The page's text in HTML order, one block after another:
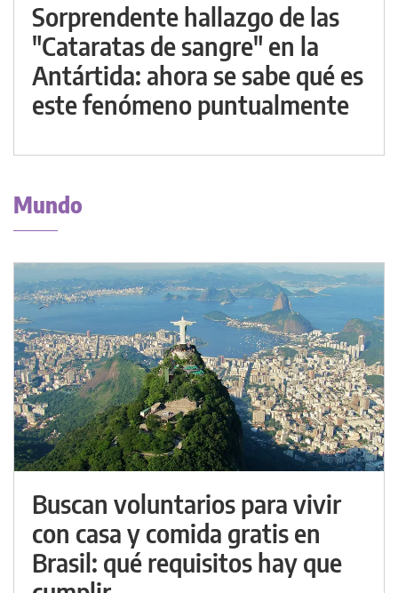
Sorprendente hallazgo de las
"Cataratas de sangre" en la
Antártida: ahora se sabe qué es
este fenómeno puntualmente
Mundo
Buscan voluntarios para vivir
con casa y comida gratis en
Brasil: qué requisitos hay que